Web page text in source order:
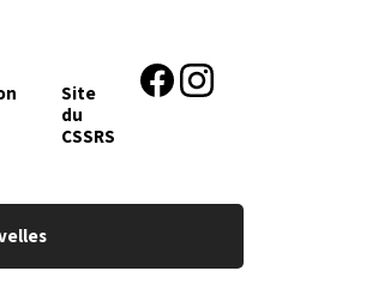
Site
du
CSSRS